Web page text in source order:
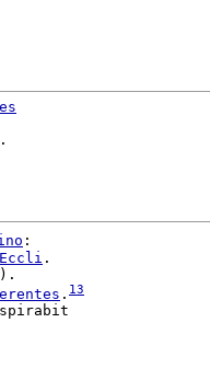
:
Eccli .
. 13